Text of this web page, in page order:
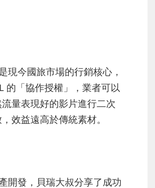
現今國旅市場的行銷核心，
的「協作授權」，業者可以
量表現好的影片進行二次
效益遠高於傳統素材。
開發，貝瑞大叔分享了成功